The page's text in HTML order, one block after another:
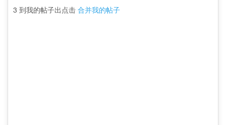
3 到我的帖子出点击 合并我的帖子